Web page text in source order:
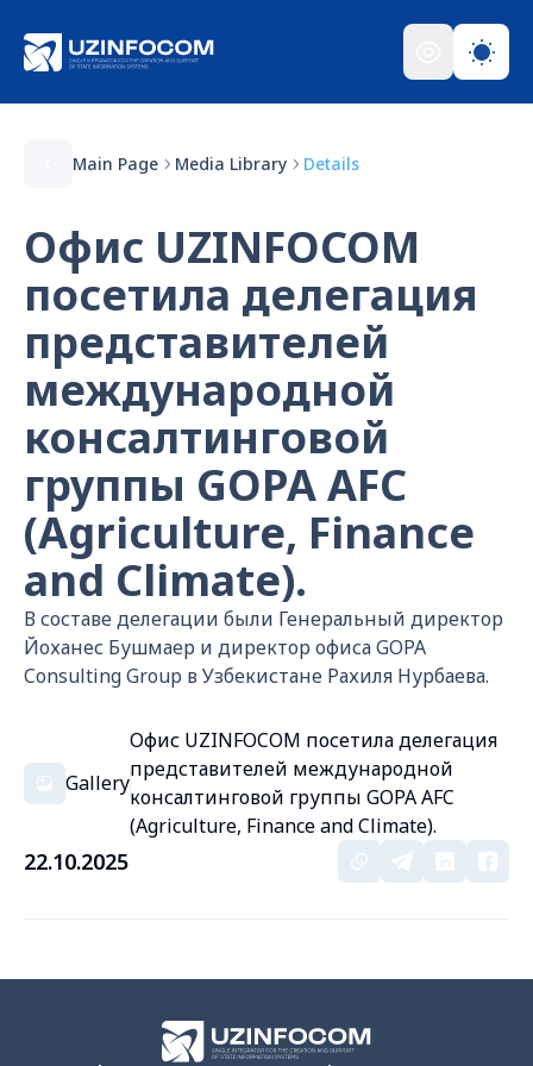
Main Page Media Library Details
Офис UZINFOCOM
посетила делегация
представителей
международной
консалтинговой
группы GOPA AFC
(Agriculture, Finance
and Climate).
В составе делегации были Генеральный директор
Йоханес Бушмаер и директор офиса GOPA
Consulting Group в Узбекистане Рахиля Нурбаева.
Gallery
Офис UZINFOCOM посетила делегация
представителей международной
консалтинговой группы GOPA AFC
(Agriculture, Finance and Climate).
22.10.2025